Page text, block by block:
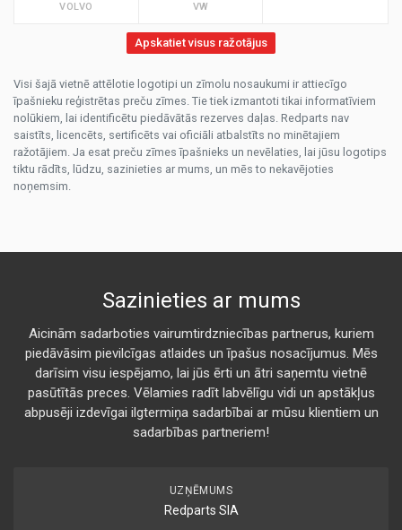
VOLVO VW
Apskatiet visus ražotājus
Visi šajā vietnē attēlotie logotipi un zīmolu nosaukumi ir attiecīgo
īpašnieku reģistrētas preču zīmes. Tie tiek izmantoti tikai informatīviem
nolūkiem, lai identificētu piedāvātās rezerves daļas. Redparts nav
saistīts, licencēts, sertificēts vai oficiāli atbalstīts no minētajiem
ražotājiem. Ja esat preču zīmes īpašnieks un nevēlaties, lai jūsu logotips
tiktu rādīts, lūdzu, sazinieties ar mums, un mēs to nekavējoties
noņemsim.
Sazinieties ar mums
Aicinām sadarboties vairumtirdzniecības partnerus, kuriem
piedāvāsim pievilcīgas atlaides un īpašus nosacījumus. Mēs
darīsim visu iespējamo, lai jūs ērti un ātri saņemtu vietnē
pasūtītās preces. Vēlamies radīt labvēlīgu vidi un apstākļus
abpusēji izdevīgai ilgtermiņa sadarbībai ar mūsu klientiem un
sadarbības partneriem!
UZŅĒMUMS
Redparts SIA